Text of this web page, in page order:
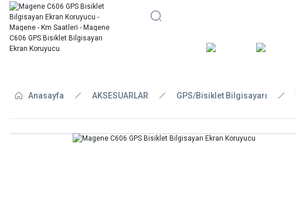
BİSİKLET
Anasayfa AKSESUARLAR GPS/Bisiklet Bilgisayarı